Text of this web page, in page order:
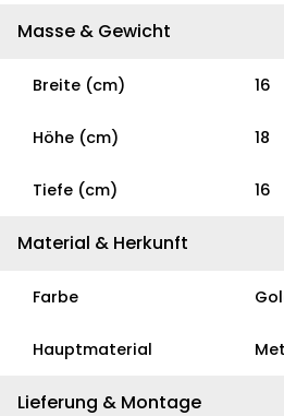
Masse & Gewicht
Breite (cm) 16
Höhe (cm) 18
Tiefe (cm) 16
Material & Herkunft
Farbe
Hauptmaterial
Lieferung & Montage